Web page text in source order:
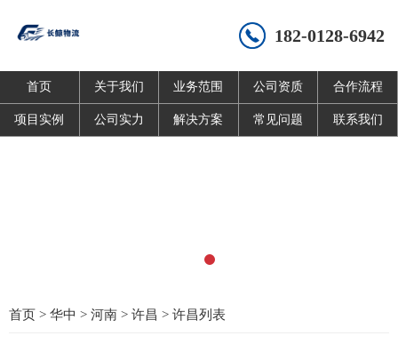
182-0128-6942
首页 关于我们 业务范围 公司资质 合作流程
项目实例 公司实力 解决方案 常见问题 联系我们
首页 > 华中 > 河南 > 许昌 > 许昌列表